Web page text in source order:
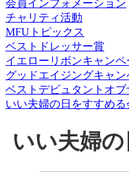
会員インフォメーション
チャリティ活動
MFUトピックス
ベストドレッサー賞
イエローリボンキャンペ
グッドエイジングキャン
ベストデビュタントオブ
いい夫婦の日をすすめる
いい夫婦